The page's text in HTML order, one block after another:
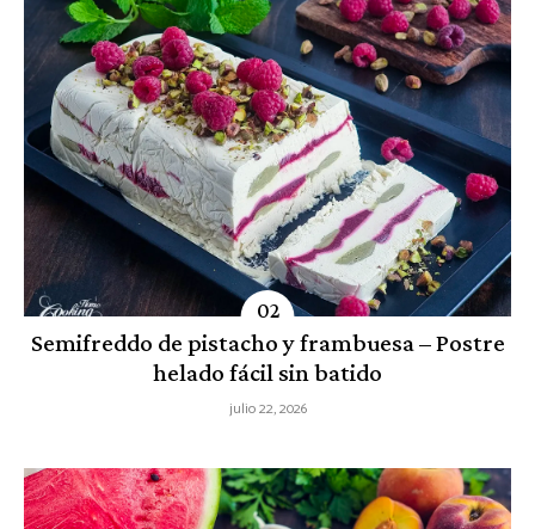
Semifreddo de pistacho y frambuesa – Postre
helado fácil sin batido
julio 22, 2026